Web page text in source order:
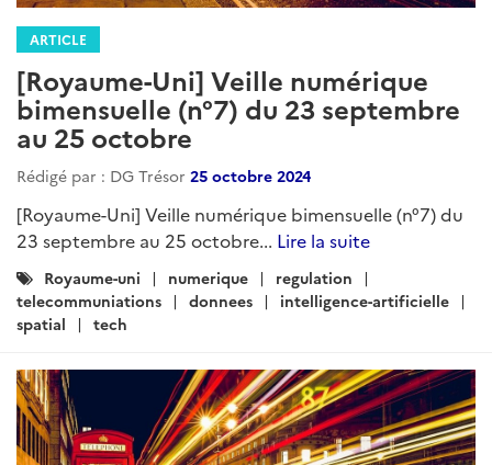
ARTICLE
[Royaume-Uni] Veille numérique
bimensuelle (n°7) du 23 septembre
au 25 octobre
Rédigé par : DG Trésor 25 octobre 2024
[Royaume-Uni] Veille numérique bimensuelle (n°7) du
23 septembre au 25 octobre... Lire la suite
Catégories
:
Royaume-uni numerique
regulation
telecommuniations
donnees
intelligence-artificielle
spatial
tech